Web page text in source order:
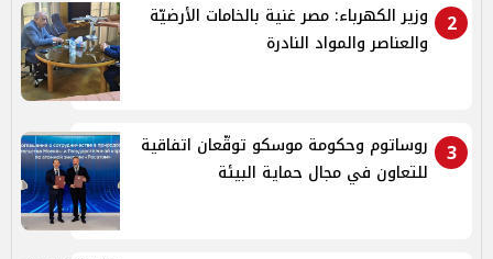
2
وزير الكهرباء: مصر غنية بالخامات الأرضيّة
والعناصر والمواد النادرة
3
روساتوم وحكومة موسكو توقّعان اتفاقية
للتعاون في مجال حماية البيئة